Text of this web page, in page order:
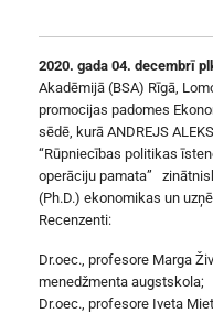
2020. gada 04. decembrī
Akadēmijā (BSA) Rīgā,
promocijas padomes
sēdē, kurā ANDREJS
“Rūpniecības politikas
operāciju pamata”
(Ph.D.) ekonomikas un
Recenzenti:
Dr.oec., profesore Marga
menedžmenta augstskola;
Dr.oec., profesore Iveta